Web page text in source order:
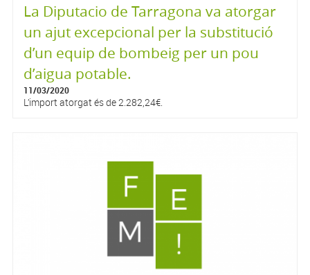
La Diputacio de Tarragona va atorgar
un ajut excepcional per la substitució
d’un equip de bombeig per un pou
d’aigua potable.
11/03/2020
L’import atorgat és de 2.282,24€.